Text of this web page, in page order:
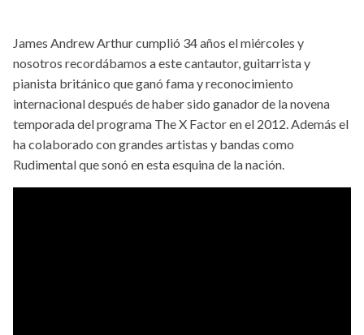
James Andrew Arthur cumplió 34 años el miércoles y
nosotros recordábamos a este cantautor, guitarrista y
pianista británico que ganó fama y reconocimiento
internacional después de haber sido ganador de la novena
temporada del programa The X Factor en el 2012. Además el
ha colaborado con grandes artistas y bandas como
Rudimental que sonó en esta esquina de la nación.